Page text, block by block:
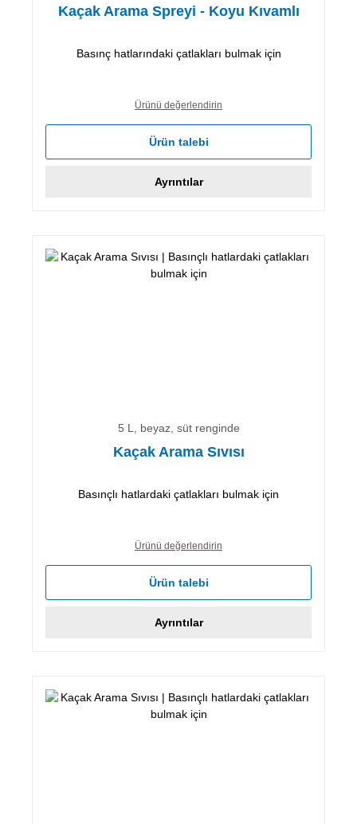
Kaçak Arama Spreyi - Koyu Kıvamlı
Basınç hatlarındaki çatlakları bulmak için
Ürünü değerlendirin
Ürün talebi
Ayrıntılar
5 L, beyaz, süt renginde
Kaçak Arama Sıvısı
Basınçlı hatlardaki çatlakları bulmak için
Ürünü değerlendirin
Ürün talebi
Ayrıntılar